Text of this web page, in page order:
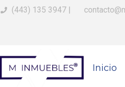
(443) 135 3947 |
Inicio
Busca Tu Propiedad